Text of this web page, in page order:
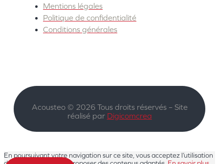
Mentions légales
Politique de confidentialité
Conditions générales
Acousteo © 2026 Tous droits réservés – Site
réalisé par Digicomcrea
En poursuivant votre navigation sur ce site, vous acceptez l’utilisation